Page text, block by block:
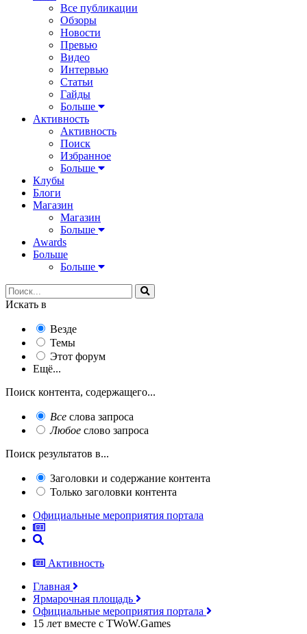
Все публикации
Обзоры
Новости
Превью
Видео
Интервью
Статьи
Гайды
Больше
Активность
Активность
Поиск
Избранное
Больше
Клубы
Блоги
Магазин
Магазин
Больше
Awards
Больше
Больше
Искать в
Везде
Темы
Этот форум
Ещё...
Поиск контента, содержащего...
Все слова запроса
Любое слово запроса
Поиск результатов в...
Заголовки и содержание контента
Только заголовки контента
Официальные мероприятия портала
Активность
Главная
Ярмарочная площадь
Официальные мероприятия портала
15 лет вместе с TWoW.Games